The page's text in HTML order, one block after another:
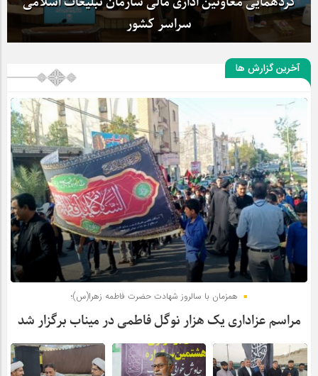
سراسر کشور
آخرین گزارش ها
همزمان با سالروز شهادت حضرت فاطمه زهرا(س)؛
مراسم عزاداری یک هزار نوگل فاطمی در میناب برگزار شد